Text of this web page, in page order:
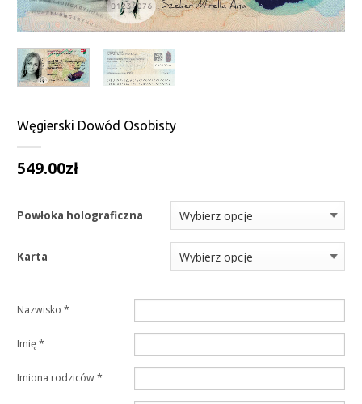
Węgierski Dowód Osobisty
549.00zł
Powłoka holograficzna
Karta
Nazwisko *
Imię*
Imiona rodziców*